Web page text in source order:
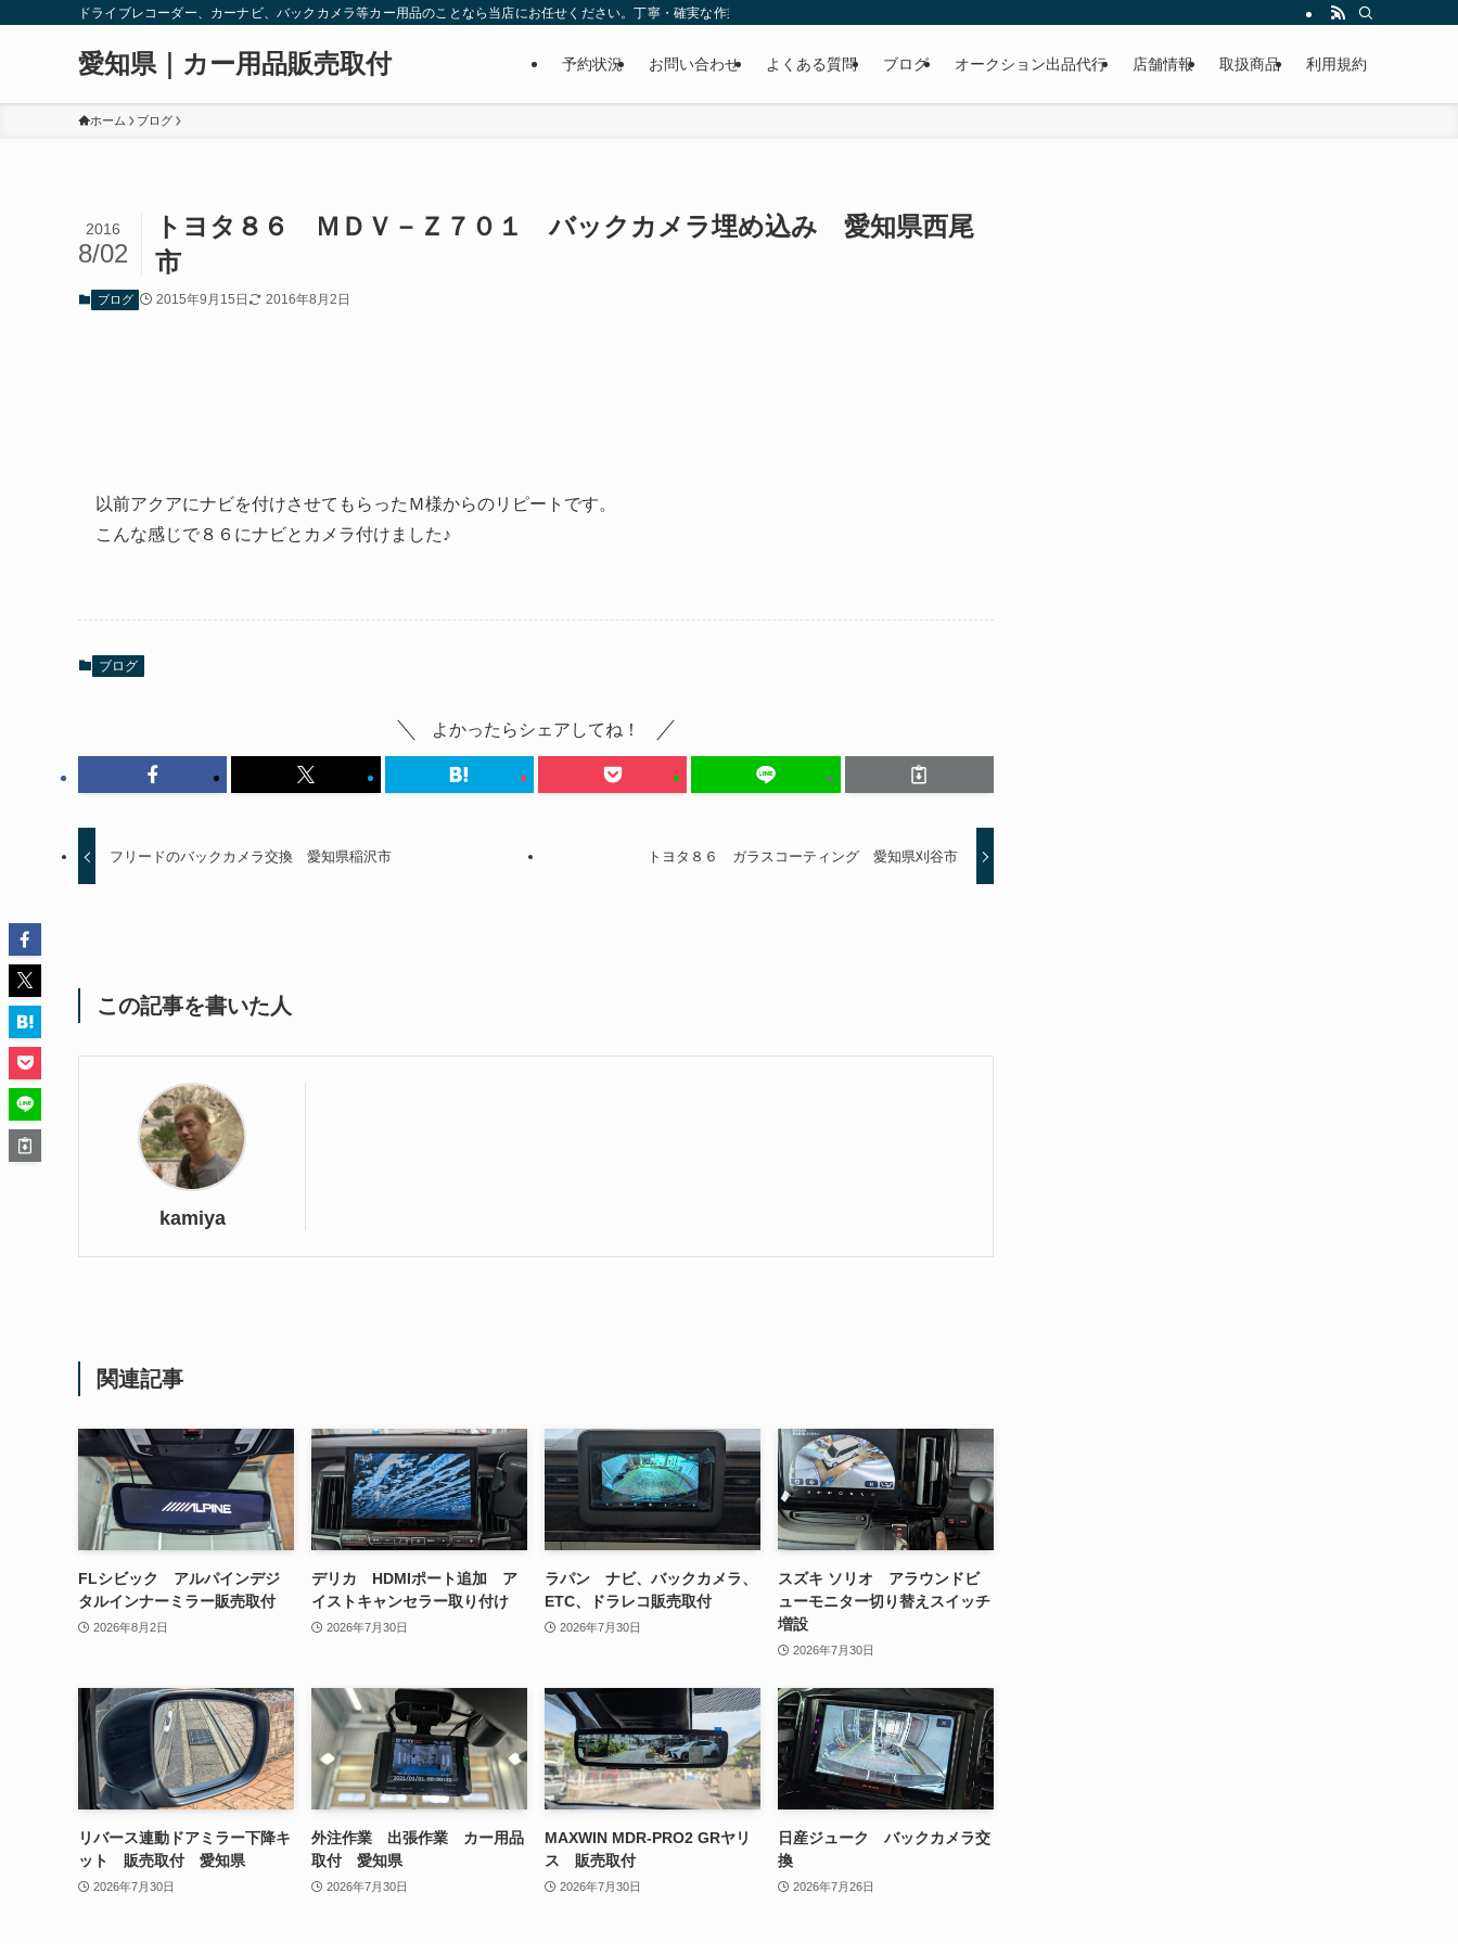
ドライブレコーダー、カーナビ、バックカメラ等カー用品のことなら当店にお任せください。丁寧・確実な作業で個人様だけでなくディーラーの外注作業もこなしています。出張対応、代車完備、見積り無料です。気軽にお問い合
愛知県｜カー用品販売取付 予約状況 お問い合わせ よくある質問 ブログ オークション出品代行 店舗情報 取扱商品 利用規約
ホーム ブログ
トヨタ８６ ＭＤＶ－Ｚ７０１ バックカメラ埋め込み 愛知県西尾
市
2016
8/02
ブログ 2015年9月15日 2016年8月2日
以前アクアにナビを付けさせてもらったＭ様からのリピートです。
こんな感じで８６にナビとカメラ付けました♪
ブログ
よかったらシェアしてね！
フリードのバックカメラ交換 愛知県稲沢市 トヨタ８６ ガラスコーティング 愛知県刈谷市
この記事を書いた人
kamiya
関連記事
FLシビック アルパインデジ
タルインナーミラー販売取付
2026年8月2日
デリカ HDMIポート追加 ア
イストキャンセラー取り付け
2026年7月30日
ラパン ナビ、バックカメラ、
ETC、ドラレコ販売取付
2026年7月30日
スズキ ソリオ アラウンドビ
ューモニター切り替えスイッチ
増設
2026年7月30日
リバース連動ドアミラー下降キ
ット 販売取付 愛知県
2026年7月30日
外注作業 出張作業 カー用品
取付 愛知県
2026年7月30日
MAXWIN MDR-PRO2 GRヤリ
ス 販売取付
2026年7月30日
日産ジューク バックカメラ交
換
2026年7月26日